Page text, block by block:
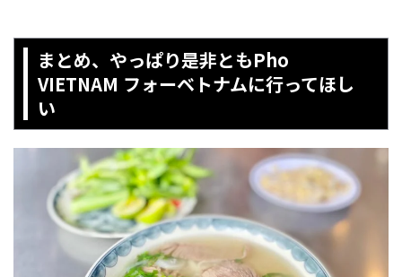
まとめ、やっぱり是非ともPho
VIETNAM フォーベトナムに行ってほし
い